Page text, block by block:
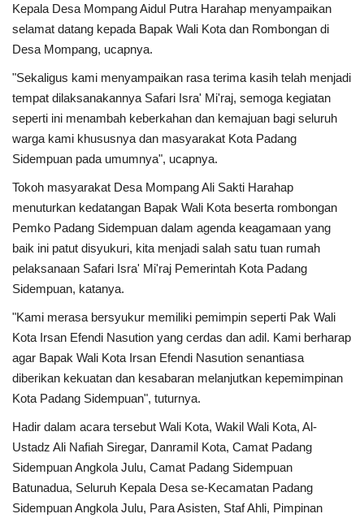
Kepala Desa Mompang Aidul Putra Harahap menyampaikan
selamat datang kepada Bapak Wali Kota dan Rombongan di
Desa Mompang, ucapnya.
"Sekaligus kami menyampaikan rasa terima kasih telah menjadi
tempat dilaksanakannya Safari Isra' Mi'raj, semoga kegiatan
seperti ini menambah keberkahan dan kemajuan bagi seluruh
warga kami khususnya dan masyarakat Kota Padang
Sidempuan pada umumnya", ucapnya.
Tokoh masyarakat Desa Mompang Ali Sakti Harahap
menuturkan kedatangan Bapak Wali Kota beserta rombongan
Pemko Padang Sidempuan dalam agenda keagamaan yang
baik ini patut disyukuri, kita menjadi salah satu tuan rumah
pelaksanaan Safari Isra' Mi'raj Pemerintah Kota Padang
Sidempuan, katanya.
"Kami merasa bersyukur memiliki pemimpin seperti Pak Wali
Kota Irsan Efendi Nasution yang cerdas dan adil. Kami berharap
agar Bapak Wali Kota Irsan Efendi Nasution senantiasa
diberikan kekuatan dan kesabaran melanjutkan kepemimpinan
Kota Padang Sidempuan", tuturnya.
Hadir dalam acara tersebut Wali Kota, Wakil Wali Kota, Al-
Ustadz Ali Nafiah Siregar, Danramil Kota, Camat Padang
Sidempuan Angkola Julu, Camat Padang Sidempuan
Batunadua, Seluruh Kepala Desa se-Kecamatan Padang
Sidempuan Angkola Julu, Para Asisten, Staf Ahli, Pimpinan